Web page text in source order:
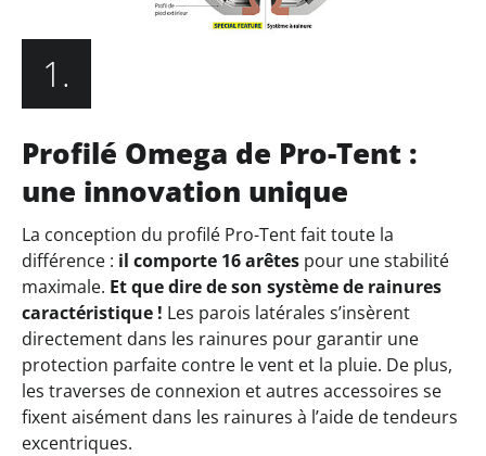
1.
Profilé Omega de Pro-Tent :
une innovation unique
La conception du profilé Pro-Tent fait toute la
différence : il comporte 16 arêtes pour une stabilité
maximale. Et que dire de son système de rainures
caractéristique ! Les parois latérales s’insèrent
directement dans les rainures pour garantir une
protection parfaite contre le vent et la pluie. De plus,
les traverses de connexion et autres accessoires se
fixent aisément dans les rainures à l’aide de tendeurs
excentriques.